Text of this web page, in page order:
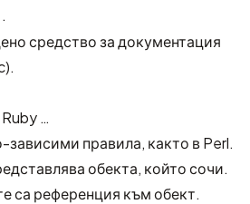
.
средство за документация
…
зависими правила, както в Perl.
обекта, който сочи.
са референция към обект.